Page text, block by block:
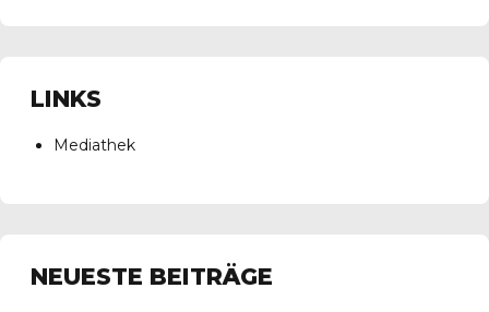
LINKS
Mediathek
NEUESTE BEITRÄGE